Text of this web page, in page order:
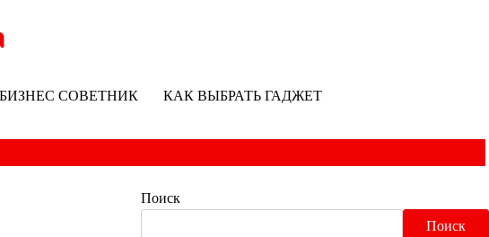
БИЗНЕС СОВЕТНИК КАК ВЫБРАТЬ ГАДЖЕТ
Поиск
Поиск